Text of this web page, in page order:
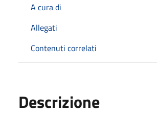
A cura di
Allegati
Contenuti correlati
Descrizione